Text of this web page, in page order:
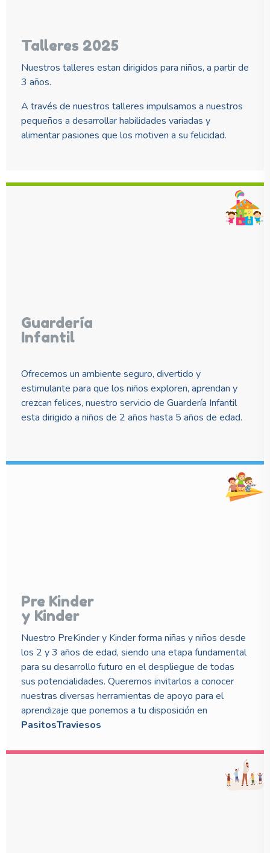
Talleres 2025
Nuestros talleres estan dirigidos para niños, a partir de
3 años.
A través de nuestros talleres impulsamos a nuestros
pequeños a desarrollar habilidades variadas y
alimentar pasiones que los motiven a su felicidad.
Guardería
Infantil
Ofrecemos un ambiente seguro, divertido y
estimulante para que los niños exploren, aprendan y
crezcan felices, nuestro servicio de Guardería Infantil
esta dirigido a niños de 2 años hasta 5 años de edad.
Pre Kinder
y Kinder
Nuestro PreKinder y Kinder forma niñas y niños desde
los 2 y 3 años de edad, siendo una etapa fundamental
para su desarrollo futuro en el despliegue de todas
sus potencialidades. Queremos invitarlos a conocer
nuestras diversas herramientas de apoyo para el
aprendizaje que ponemos a tu disposición en
PasitosTraviesos